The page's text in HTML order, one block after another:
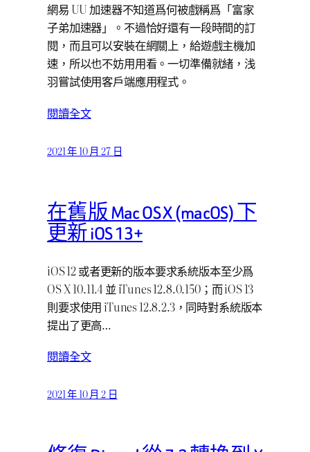
網易 UU 加速器不知道爲何被戲稱爲「富家
子弟加速器」。不過恰好還有一段時間的訂
閱，而且可以安裝在網關上，給遊戲主機加
速，所以也不妨用用看。一切準備就緒，浅
羽嘗試使用客戶端應用程式。
閱讀全文
2021 年 10 月 27 日
在舊版 Mac OS X (macOS) 下
更新 iOS 13+
iOS 12 或者更新的版本要求系統版本至少爲
OS X 10.11.4 並 iTunes 12.8.0.150；而 iOS 13
則要求使用 iTunes 12.8.2.3，同時對系統版本
提出了更高…
閱讀全文
2021 年 10 月 2 日